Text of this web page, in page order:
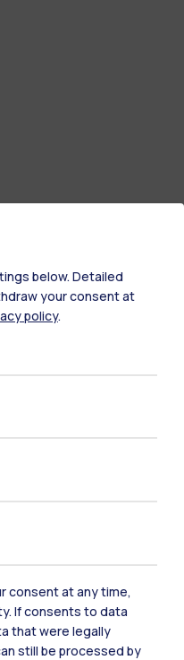
below. Detailed
your consent at
policy.
consent at any time,
If consents to data
that were legally
still be processed by